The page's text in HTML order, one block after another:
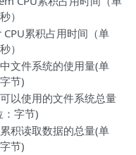
）
CPU累积占用时间（单
）
文件系统的使用量(单
节)
以使用的文件系统总量
：字节)
积读取数据的总量(单
节)